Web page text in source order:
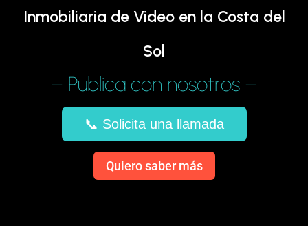
Inmobiliaria de Video en la Costa del
Sol
– Publica con nosotros –
📞 Solicita una llamada
Quiero saber más